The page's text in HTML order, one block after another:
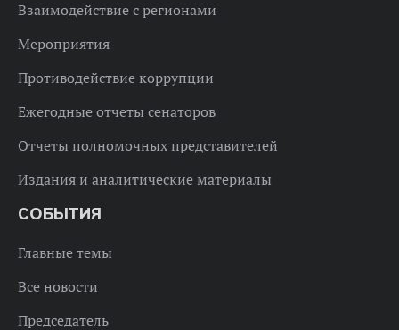
Взаимодействие с регионами
Мероприятия
Противодействие коррупции
Ежегодные отчеты сенаторов
Отчеты полномочных представителей
Издания и аналитические материалы
СОБЫТИЯ
Главные темы
Все новости
Председатель